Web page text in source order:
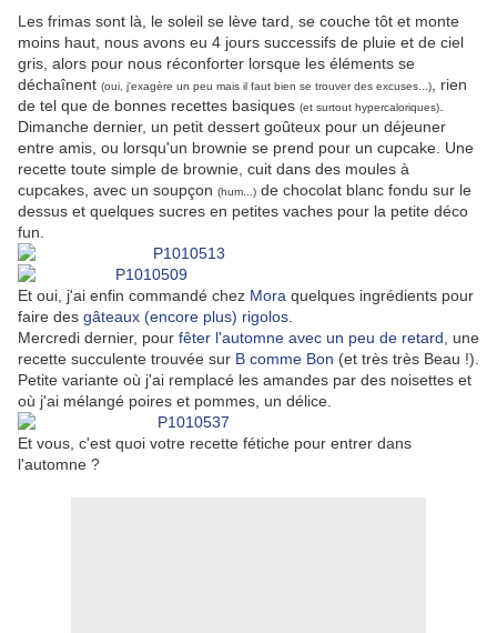
Les frimas sont là, le soleil se lève tard, se couche tôt et monte
moins haut, nous avons eu 4 jours successifs de pluie et de ciel
gris, alors pour nous réconforter lorsque les éléments se
déchaînent (oui, j'exagère un peu mais il faut bien se trouver des excuses...)
, rien
de tel que de bonnes recettes basiques (et surtout hypercaloriques)
Dimanche dernier, un petit dessert goûteux pour un déjeuner
entre amis, ou lorsqu'un brownie se prend pour un cupcake. Une
recette toute simple de brownie, cuit dans des moules à
cupcakes, avec un soupçon (hum...) de chocolat blanc fondu sur le
dessus et quelques sucres en petites vaches pour la petite déco
fun.
Et oui, j'ai enfin commandé chez Mora quelques ingrédients pour
faire des gâteaux (encore plus) rigolos
Mercredi dernier, pour fêter l'automne avec un peu de retard , une
recette succulente trouvée sur B comme Bon (et très très Beau !).
Petite variante où j'ai remplacé les amandes par des noisettes et
où j'ai mélangé poires et pommes, un délice.
Et vous, c'est quoi votre recette fétiche pour entrer dans
l'automne ?